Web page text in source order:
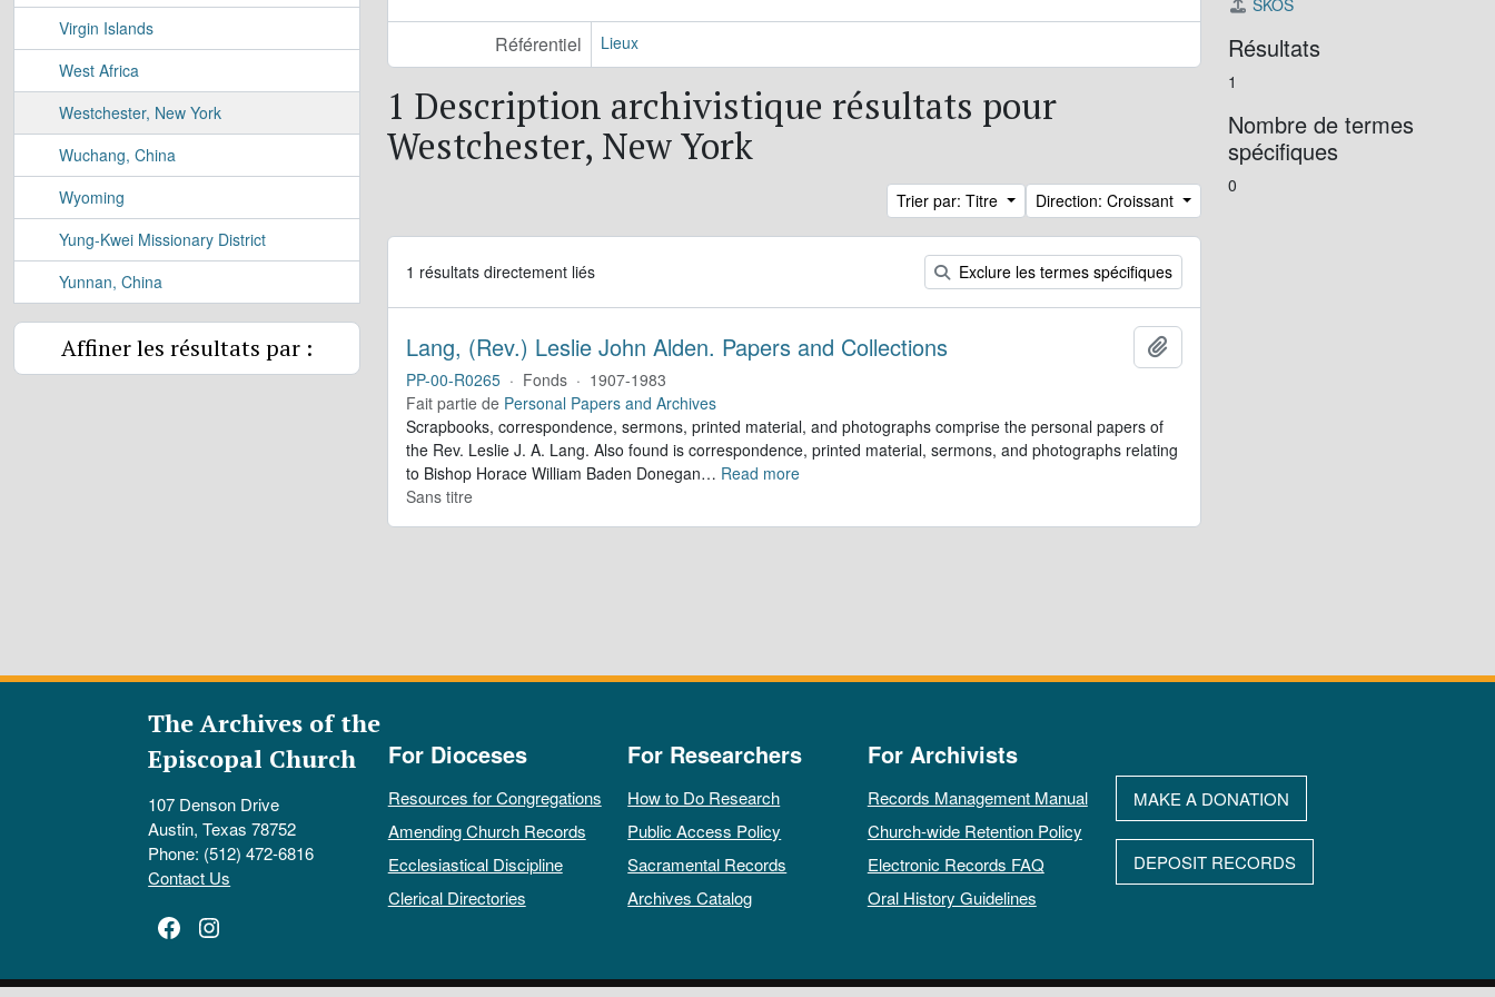
Virgin Islands
West Africa
Westchester, New York
Wuchang, China
Wyoming
Yung-Kwei Missionary District
Yunnan, China
Affiner les résultats par :
Référentiel Lieux
1 Description archivistique résultats pour
Westchester, New York
Trier par: Titre Direction: Croissant
1 résultats directement liés Exclure les termes spécifiques
Lang, (Rev.) Leslie John Alden. Papers and Collections
PP-00-R0265 · Fonds · 1907-1983
Fait partie de Personal Papers and Archives
Scrapbooks, correspondence, sermons, printed material, and photographs comprise the personal papers of
the Rev. Leslie J. A. Lang. Also found is correspondence, printed material, sermons, and photographs relating
to Bishop Horace William Baden Donegan… Read more
Sans titre
Résultats
1
Nombre de termes
spécifiques
0
The Archives of the
Episcopal Church
107 Denson Drive
Austin, Texas 78752
Phone: (512) 472-6816
Contact Us
Facebook
Instagram
For Dioceses
Resources for Congregations
Amending Church Records
Ecclesiastical Discipline
Clerical Directories
For Researchers
How to Do Research
Public Access Policy
Sacramental Records
Archives Catalog
For Archivists
Records Management Manual
Church-wide Retention Policy
Electronic Records FAQ
Oral History Guidelines
MAKE A DONATION
DEPOSIT RECORDS